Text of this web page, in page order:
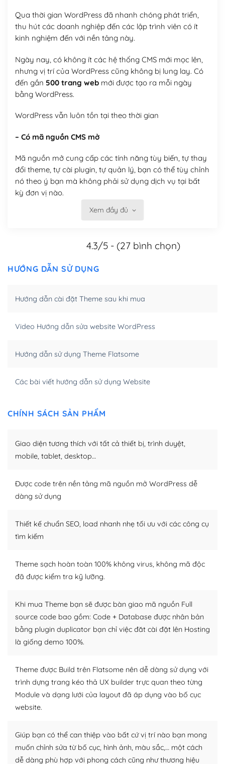
Qua thời gian WordPress đã nhanh chóng phát triển,
thu hút các doanh nghiệp đến các lập trình viên có ít
kinh nghiệm đến với nền tảng này.
Ngày nay, có không ít các hệ thống CMS mới mọc lên,
nhưng vị trí của WordPress cũng không bị lung lay. Có
đến gần 500 trang webmới được tạo ra mỗi ngày
bằng WordPress.
WordPress vẫn luôn tồn tại theo thời gian
– Có mã nguồn CMS mở
Mã nguồn mở cung cấp các tính năng tùy biến, tự thay
đổi theme, tự cài plugin, tự quản lý, bạn có thể tùy chỉnh
nó theo ý bạn mà không phải sử dụng dịch vụ tại bất
kỳ đơn vị nào.
Việc của bạn là đăng ký một tên miền và hosting để
Có thể tùy biến trên website WordPress
– Thân thiện với công cụ tìm kiếm
WordPress bao gồm nhiều công cụ và plugin để tối ưu
kiếm.
Tối ưu hóa công cụ tìm kiếm
WordPress đa dạng sẽ giúp việc thực hiện các thiết kế
trở nên hấp dẫn và đơn giản hơn.
thiết kế tốt, bạn có thể tự sửa đổi. Nếu không bạn có thể
tìm kiếm chúng trên Internet hoặc nhờ chuyên gia.
Dễ dàng tùy chỉnh trên WordPress
WordPress là nơi lưu trữ cho một diễn đàn cộng đồng
khổng lồ được kiểm duyệt bởi các nhân viên và những
Nếu bạn gặp khó khăn, bạn có thể lên mạng và tìm
kiếm những cộng đồng WordPress, họ sẽ giúp bạn trả
lời, giải đáp vấn đề của bạn.
– Đa dạng plugin và themes
Plugin mở rộng là thành phần cài đặt thêm vào
WordPress để tăng thêm các tính năng cần thiết. Có
Nhờ lượng người dùng đông đảo, thư viện themes và
plugin của WordPress rất phong phú. Bạn có thể thỏa
Xem đầy đủ
4.3/5 - (27 bình chọn)
HƯỚNG DẪN SỬ DỤNG
Hướng dẫn cài đặt Theme sau khi mua
Video Hướng dẫn sửa website WordPress
Hướng dẫn sử dụng Theme Flatsome
Các bài viết hướng dẫn sử dụng Website
CHÍNH SÁCH SẢN PHẨM
Giao diện tương thích với tất cả thiết bị, trình duyệt,
mobile, tablet, desktop…
Được code trên nền tảng mã nguồn mở WordPress dễ
dàng sử dụng
Thiết kế chuẩn SEO, load nhanh nhẹ tối ưu với các công cụ
tìm kiếm
Theme sạch hoàn toàn 100% không virus, không mã độc
đã được kiểm tra kỹ lưỡng.
Khi mua Theme bạn sẽ được bàn giao mã nguồn Full
source code bao gồm: Code + Database được nhân bản
bằng plugin duplicator bạn chỉ việc đăt cài đặt lên Hosting
là giống demo 100%.
Theme được Build trên Flatsome nên dễ dàng sử dụng với
trình dựng trang kéo thả UX builder trực quan theo từng
Module và dạng lưới của layout đã áp dụng vào bố cục
website.
Giúp bạn có thể can thiệp vào bất cứ vị trí nào bạn mong
muốn chỉnh sửa từ bố cục, hình ảnh, màu sắc,… một cách
dễ dàng phù hợp với phong cách cũng như thương hiệu